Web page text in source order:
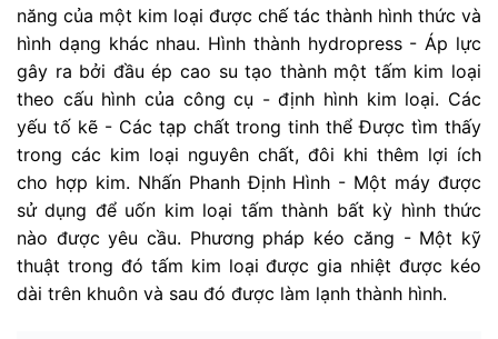
năng của một kim loại được chế tác thành hình thức và
hình dạng khác nhau. Hình thành hydropress - Áp lực
gây ra bởi đầu ép cao su tạo thành một tấm kim loại
theo cấu hình của công cụ - định hình kim loại. Các
yếu tố kẽ - Các tạp chất trong tinh thể Được tìm thấy
trong các kim loại nguyên chất, đôi khi thêm lợi ích
cho hợp kim. Nhấn Phanh Định Hình - Một máy được
sử dụng để uốn kim loại tấm thành bất kỳ hình thức
nào được yêu cầu. Phương pháp kéo căng - Một kỹ
thuật trong đó tấm kim loại được gia nhiệt được kéo
dài trên khuôn và sau đó được làm lạnh thành hình.